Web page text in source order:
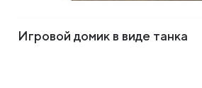
Игровой домик в виде танка